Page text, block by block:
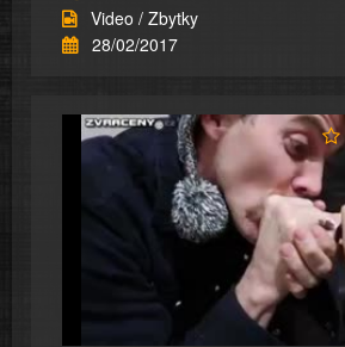
Video / Zbytky
28/02/2017